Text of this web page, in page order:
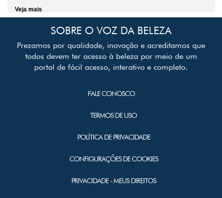
Veja mais
SOBRE O VOZ DA BELEZA
Prezamos por qualidade, inovação e acreditamos que
todos devem ter acesso à beleza por meio de um
portal de fácil acesso, interativo e completo.
FALE CONOSCO
TERMOS DE USO
POLÍTICA DE PRIVACIDADE
CONFIGURAÇÕES DE COOKIES
PRIVACIDADE - MEUS DIREITOS